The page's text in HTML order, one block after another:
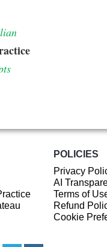
POLICIES
Privacy
AI
Terms of
Refund
Cookie